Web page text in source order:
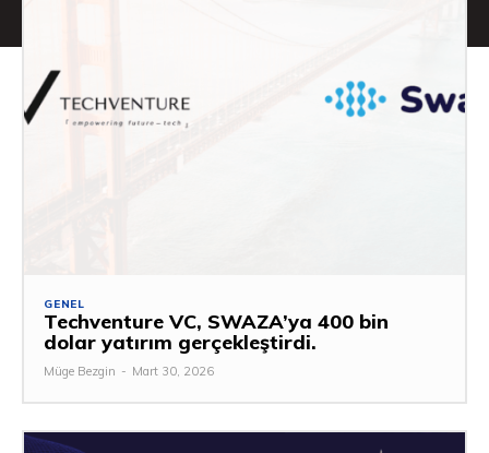
GENEL
Techventure VC, SWAZA’ya 400 bin
dolar yatırım gerçekleştirdi.
Müge Bezgin - Mart 30, 2026